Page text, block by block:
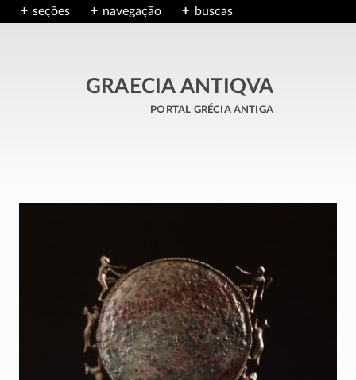
seções navegação buscas
GRAECIA ANTIQVA
portal grécia antiga